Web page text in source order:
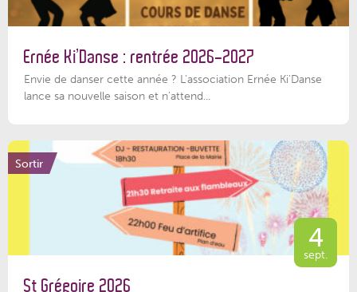
Ernée Ki’Danse : rentrée 2026-2027
Envie de danser cette année ? L'association Ernée Ki'Danse
lance sa nouvelle saison et n'attend...
Sortir
4
sept.
St Grégoire 2026